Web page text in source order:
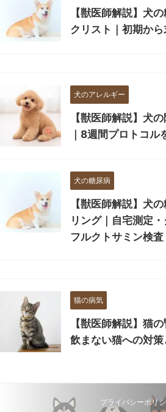
【獣医師解説】犬
クリスト｜初期か
犬のアレルギー
【獣医師解説】犬
｜8週間プロトコル
犬の糖尿病
【獣医師解説】犬
リング｜自宅測定
フルクトサミン検査
猫の病気
【獣医師解説】猫
飲まない猫への対
プライバシーポリ